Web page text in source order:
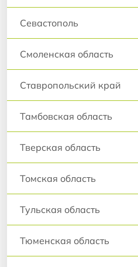
Севастополь
Смоленская область
Ставропольский край
Тамбовская область
Тверская область
Томская область
Тульская область
Тюменская область